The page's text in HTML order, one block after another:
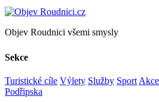
Objev Roudnici všemi smysly
Sekce
Turistické cíle Výlety Služby Sport
Podřipska